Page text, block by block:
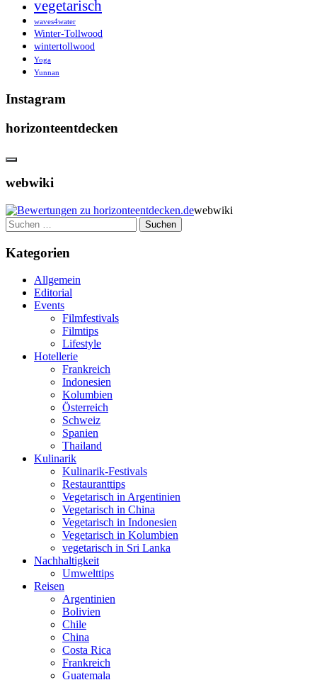
vegetarisch
waves4water
Winter-Tollwood
wintertollwood
Yoga
Yunnan
Instagram
horizonteentdecken
webwiki
webwiki
Suchen
nach:
Kategorien
Allgemein
Editorial
Events
Filmfestivals
Filmtips
Lifestyle
Hotellerie
Frankreich
Indonesien
Kolumbien
Österreich
Schweiz
Spanien
Thailand
Kulinarik
Kulinarik-Festivals
Restauranttips
Vegetarisch in Argentinien
Vegetarisch in China
Vegetarisch in Indonesien
Vegetarisch in Kolumbien
vegetarisch in Sri Lanka
Nachhaltigkeit
Umwelttips
Reisen
Argentinien
Bolivien
Chile
China
Costa Rica
Frankreich
Guatemala